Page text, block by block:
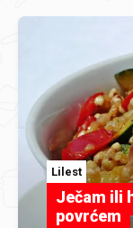
Lilest
Ječam ili
povrćem